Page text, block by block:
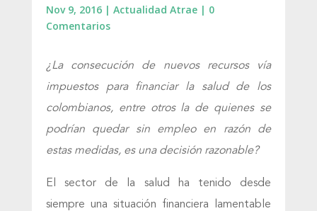
Nov 9, 2016| Actualidad Atrae| 0
Comentarios
¿La consecución de nuevos recursos vía
impuestos para financiar la salud de los
colombianos, entre otros la de quienes se
podrían quedar sin empleo en razón de
estas medidas, es una decisión razonable?
El sector de la salud ha tenido desde
siempre una situación financiera lamentable